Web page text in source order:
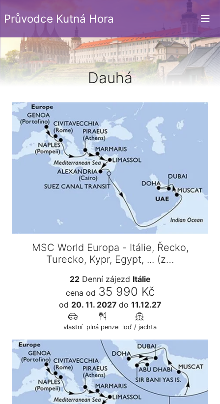
Průvodce Kutná Hora
Dauhá
MSC World Europa - Itálie, Řecko,
Turecko, Kypr, Egypt, ... (z…
22Denní zájezd Itálie
cena od 35 990 Kč
od 20. 11. 2027 do 11.12.27
vlastní plná penze loď / jachta